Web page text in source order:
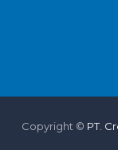
Copyright © PT.